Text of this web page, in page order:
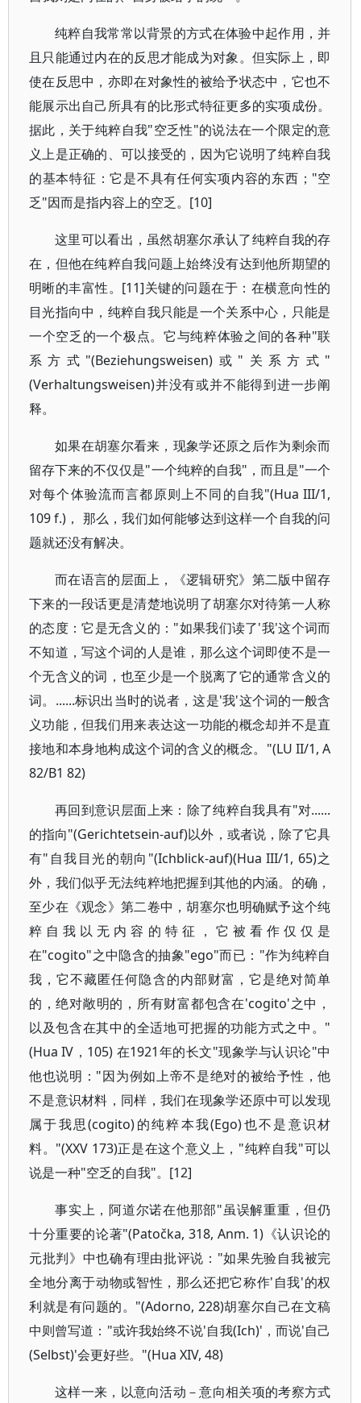
纯粹自我常常以背景的方式在体验中起作用，并
且只能通过内在的反思才能成为对象。但实际上，即
使在反思中，亦即在对象性的被给予状态中，它也不
能展示出自己所具有的比形式特征更多的实项成份。
据此，关于纯粹自我"空乏性"的说法在一个限定的意
义上是正确的、可以接受的，因为它说明了纯粹自我
的基本特征：它是不具有任何实项内容的东西；"空
乏"因而是指内容上的空乏。[10]
这里可以看出，虽然胡塞尔承认了纯粹自我的存
在，但他在纯粹自我问题上始终没有达到他所期望的
明晰的丰富性。[11]关键的问题在于：在横意向性的
目光指向中，纯粹自我只能是一个关系中心，只能是
一个空乏的一个极点。它与纯粹体验之间的各种"联
系方式"(Beziehungsweisen)或"关系方式"
(Verhaltungsweisen)并没有或并不能得到进一步阐
释。
如果在胡塞尔看来，现象学还原之后作为剩余而
留存下来的不仅仅是"一个纯粹的自我"，而且是"一个
对每个体验流而言都原则上不同的自我"(Hua III/1,
109 f.)， 那么，我们如何能够达到这样一个自我的问
题就还没有解决。
而在语言的层面上，《逻辑研究》第二版中留存
下来的一段话更是清楚地说明了胡塞尔对待第一人称
的态度：它是无含义的："如果我们读了'我'这个词而
不知道，写这个词的人是谁，那么这个词即使不是一
个无含义的词，也至少是一个脱离了它的通常含义的
词。......标识出当时的说者，这是'我'这个词的一般含
义功能，但我们用来表达这一功能的概念却并不是直
接地和本身地构成这个词的含义的概念。"(LU II/1, A
82/B1 82)
再回到意识层面上来：除了纯粹自我具有"对......
的指向"(Gerichtetsein-auf)以外，或者说，除了它具
有"自我目光的朝向"(Ichblick-auf)(Hua III/1, 65)之
外，我们似乎无法纯粹地把握到其他的内涵。的确，
至少在《观念》第二卷中，胡塞尔也明确赋予这个纯
粹自我以无内容的特征，它被看作仅仅是
在"cogito"之中隐含的抽象"ego"而已："作为纯粹自
我，它不藏匿任何隐含的内部财富，它是绝对简单
的，绝对敞明的，所有财富都包含在'cogito'之中，
以及包含在其中的全适地可把握的功能方式之中。"
(Hua IV，105) 在1921年的长文"现象学与认识论"中
他也说明："因为例如上帝不是绝对的被给予性，他
不是意识材料，同样，我们在现象学还原中可以发现
属于我思(cogito)的纯粹本我(Ego)也不是意识材
料。"(XXV 173)正是在这个意义上，"纯粹自我"可以
说是一种"空乏的自我"。[12]
事实上，阿道尔诺在他那部"虽误解重重，但仍
十分重要的论著"(Patočka, 318, Anm. 1)《认识论的
元批判》中也确有理由批评说："如果先验自我被完
全地分离于动物或智性，那么还把它称作'自我'的权
利就是有问题的。"(Adorno, 228)胡塞尔自己在文稿
中则曾写道："或许我始终不说'自我(Ich)'，而说'自己
(Selbst)'会更好些。"(Hua XIV, 48)
这样一来，以意向活动－意向相关项的考察方式